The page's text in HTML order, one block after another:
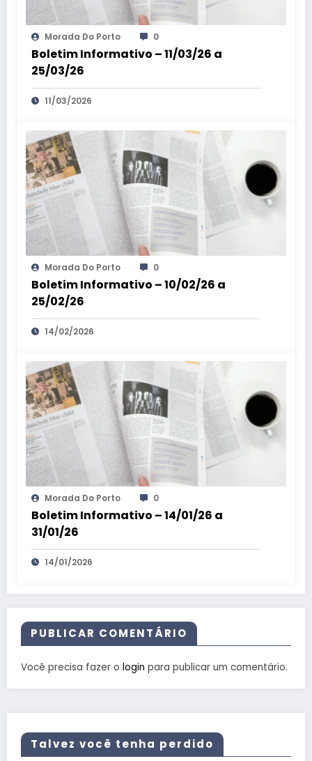
Morada Do Porto 0
Boletim Informativo – 11/03/26 a
25/03/26
11/03/2026
Morada Do Porto 0
Boletim Informativo – 10/02/26 a
25/02/26
14/02/2026
Morada Do Porto 0
Boletim Informativo – 14/01/26 a
31/01/26
14/01/2026
PUBLICAR COMENTÁRIO
Você precisa fazer o login para publicar um comentário.
Talvez você tenha perdido